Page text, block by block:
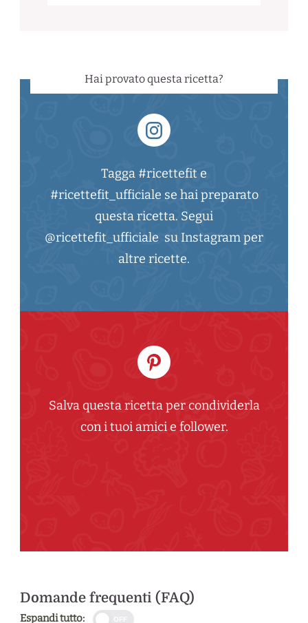
Hai provato questa ricetta?
Tagga #ricettefit e
#ricettefit_ufficiale se hai preparato
questa ricetta. Segui
@ricettefit_ufficiale su Instagram per
altre ricette.
Salva questa ricetta per condividerla
con i tuoi amici e follower.
Domande frequenti (FAQ)
Espandi tutto: